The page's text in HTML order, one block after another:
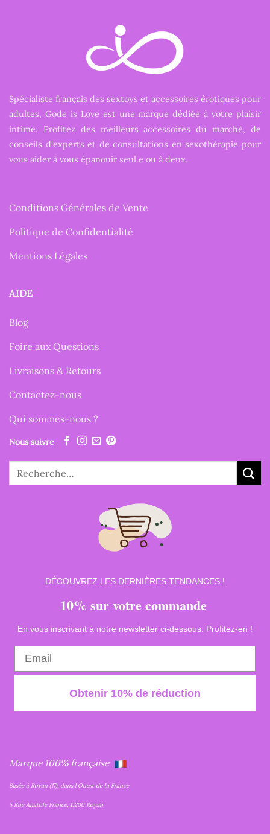
Spécialiste français des sextoys et accessoires érotiques pour
adultes, Gode is Love est une marque dédiée à votre plaisir
intime. Profitez des meilleurs accessoires du marché, de
conseils d'experts et de consultations en sexothérapie pour
vous aider à vous épanouir seul.e ou à deux.
Conditions Générales de Vente
Politique de Confidentialité
Mentions Légales
AIDE
Blog
Foire aux Questions
Livraisons & Retours
Contactez-nous
Qui sommes-nous ?
Nous suivre
Recherche
pour :
DÉCOUVREZ LES DERNIÈRES TENDANCES !
10% sur votre commande
En vous inscrivant à notre newsletter ci-dessous. Profitez-en !
Obtenir 10% de réduction
Marque 100% française
Basée à Royan (17), dans l'Ouest de la France
5 Rue Anatole France, 17200 Royan